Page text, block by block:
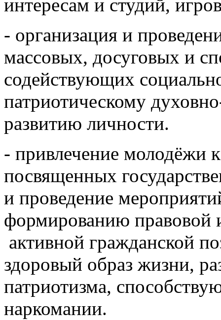
интересам и студий,
- организация и
массовых, досуговых и
содействующих
патриотическому
развитию личности.
- привлечение молодёжи
посвященных
и проведение
формированию правовой
активной гражданской
здоровый образ жизни,
патриотизма,
наркомании.